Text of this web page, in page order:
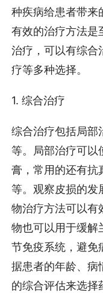
种疾病给患者带来
有效的治疗方法是
治疗，可以有综合
疗等多种选择。
1. 综合治疗
综合治疗包括局部
等。局部治疗可以
膏，常用的还有抗
等。观察皮损的发
物治疗方法可以有
物也可以用于缓解
节免疫系统，避免
据患者的年龄、病
的综合评估来选择